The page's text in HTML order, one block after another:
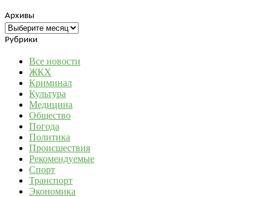
Архивы
Архивы
Рубрики
Все новости
ЖКХ
Криминал
Культура
Медицина
Общество
Погода
Политика
Происшествия
Рекомендуемые
Спорт
Транспорт
Экономика